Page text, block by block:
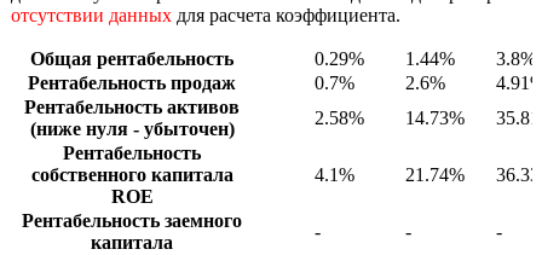
отсутствии данных для расчета коэффициента.
Общая рентабельность 0.29% 1.44%
3.8%
Рентабельность продаж
0.7% 2.6%
Рентабельность активов
(ниже нуля - убыточен)
2.58% 14.73%
Рентабельность
собственного капитала
ROE
4.1% 21.74%
Рентабельность заемного
капитала
- -
-